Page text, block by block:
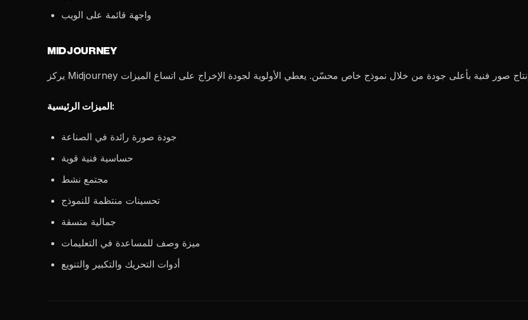
واجهة قائمة على الويب
MIDJOURNEY
الميزات الرئيسية:
جودة صورة رائدة في الصناعة
حساسية فنية قوية
مجتمع نشط
تحسينات منتظمة للنموذج
جمالية متسقة
ميزة وصف للمساعدة في التعليمات
أدوات التحريك والتكبير والتنويع